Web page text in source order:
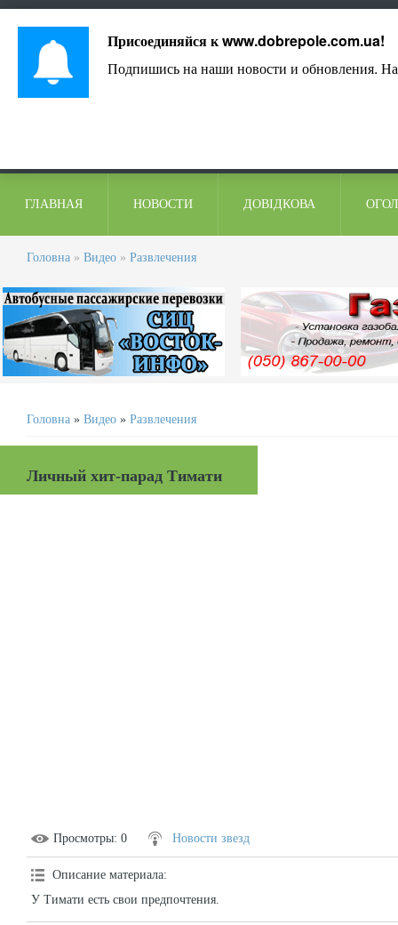
ГЛАВНАЯ НОВОСТИ ДОВІДКОВА
Головна » Видео » Развлечения
Головна » Видео » Развлечения
Личный хит-парад Тимати
Просмотры: 0 Новости звезд
Описание материала:
У Тимати есть свои предпочтения.
Присоединяйся кwww.dobrepole.com.ua!
Подпишись на наши новости и обновления.